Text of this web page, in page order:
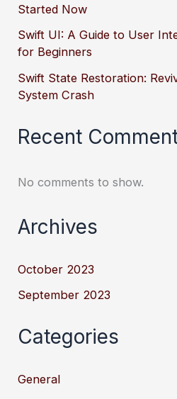
Started Now
Swift UI: A Guide to User
for Beginners
Swift State Restoration:
System Crash
Recent
No comments to show.
Archives
October 2023
September 2023
Categories
General